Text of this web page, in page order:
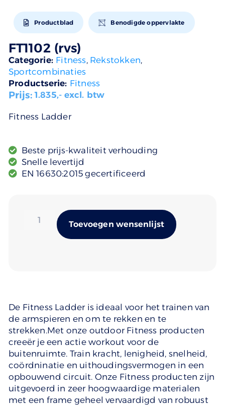
Productblad Benodigde oppervlakte
FT1102 (rvs)
Categorie: Fitness, Rekstokken,
Sportcombinaties
Productserie: Fitness
Prijs:1.835,- excl. btw
Fitness Ladder
Beste prijs-kwaliteit verhouding
Snelle levertijd
EN 16630:2015 gecertificeerd
Toevoegen wensenlijst
De Fitness Ladder is ideaal voor het trainen van
de armspieren en om te rekken en te
strekken.Met onze outdoor Fitness producten
creeër je een actie workout voor de
buitenruimte. Train kracht, lenigheid, snelheid,
coördninatie en uithoudingsvermogen in een
opbouwend circuit. Onze Fitness producten zijn
uitgevoerd in zeer hoogwaardige materialen
met een frame geheel vervaardigd van robuust